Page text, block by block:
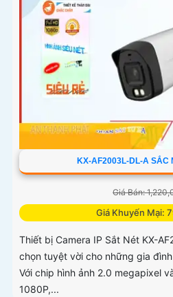
KX-AF2003L-DL-A SẮC
Giá Bán:
Giá Khuyến Mại:
Thiết bị Camera IP Sắt Nét KX-
chọn tuyệt vời cho những gia
Với chip hình ảnh 2.0 megapixel
1080P,...